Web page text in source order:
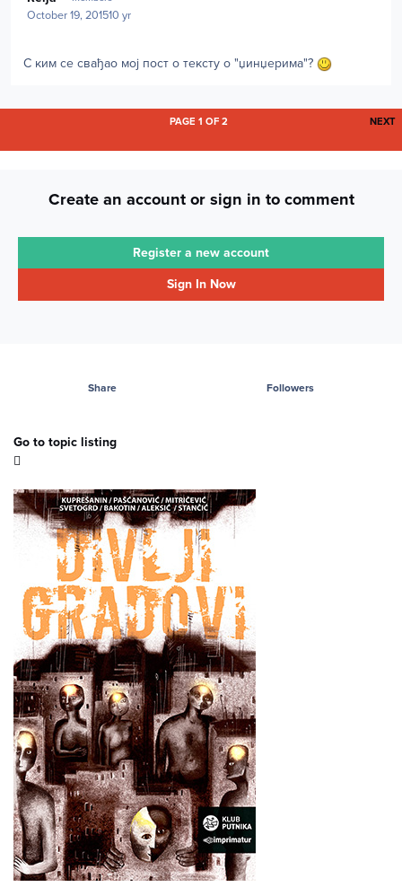
October 19, 201510 yr
С ким се свађао мој пост о тексту о "џинџерима"?
NEXT
PAGE 1 OF 2
Create an account or sign in to comment
Register a new account
Sign In Now
Share Followers
Go to topic listing